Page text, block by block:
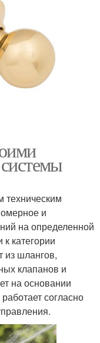
техническим
и
на определенной
категории
из шлангов,
клапанов и
на основании
согласно